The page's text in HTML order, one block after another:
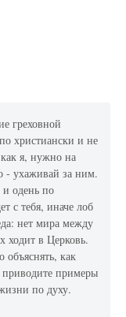
греховной
христиански и не
я, нужно на
- ухаживай за ним.
и одень по
с тебя, иначе лоб
нет мира между
ходит в Церковь.
как
приводите примеры
по духу.